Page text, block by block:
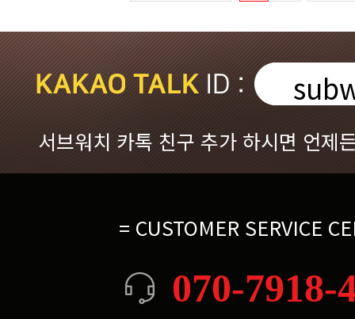
서브워치 카톡 친구 추가 하시면 언제
= CUSTOMER SERVICE
070-7918-